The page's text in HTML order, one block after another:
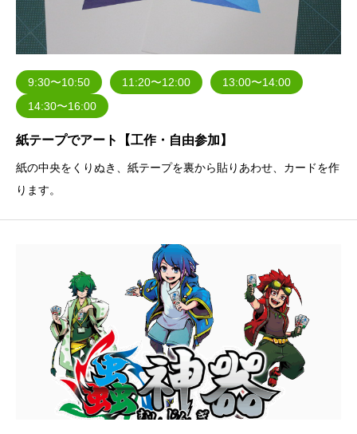
9:30〜10:50 11:20〜12:00
13:00〜14:00
14:30〜16:00
紙テープでアート【工作・自由参加】
紙の中央をくりぬき、紙テープを裏から貼りあわせ、カードを作
ります。